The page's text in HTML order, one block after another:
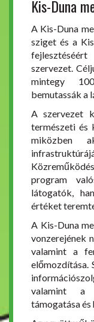
Kis-Duna
A Kis-Duna
sziget és a
szervezet.
mintegy
bemutassák a
A szervezet
természeti és
miközben
program
látogatók,
értéket
A Kis-Duna
vonzerejének
valamint a
előmozdítása.
valamint a
támogatása